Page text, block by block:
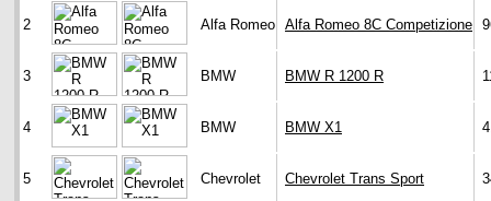
2 Alfa Romeo Alfa Romeo 8C Competizione
3 BMW BMW R 1200 R
4 BMW BMW X1
5 Chevrolet Chevrolet Trans Sport